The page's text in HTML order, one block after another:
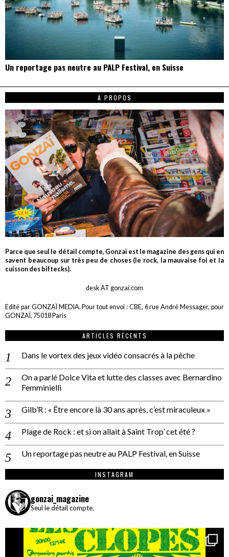
Un reportage pas neutre au PALP Festival, en Suisse
A PROPOS
Parce que seul le détail compte, Gonzaï est le magazine des gens qui en
savent beaucoup sur très peu de choses (le rock, la mauvaise foi et la
cuisson des biftecks).
desk AT gonzai.com
Edité par GONZAÏ MEDIA. Pour tout envoi : CBE, 6 rue André Messager, pour
GONZAÏ, 75018 Paris
ARTICLES RÉCENTS
Dans le vortex des jeux vidéo consacrés à la pêche
On a parlé Dolce Vita et lutte des classes avec Bernardino
Femminielli
Gilb’R : « Être encore là 30 ans après, c’est miraculeux »
Plage de Rock : et si on allait à Saint Trop’ cet été ?
Un reportage pas neutre au PALP Festival, en Suisse
INSTAGRAM
gonzai_magazine
Seul le détail compte.